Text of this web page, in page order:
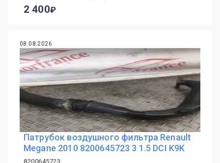
2 400
08.08.2026
Патрубок воздушного фильтра Renault
Megane 2010 8200645723 3 1.5 DCI K9K
8200645723